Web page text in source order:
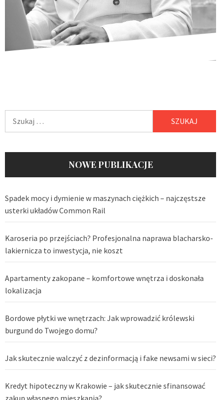
NOWE PUBLIKACJE
Spadek mocy i dymienie w maszynach ciężkich – najczęstsze
usterki układów Common Rail
Karoseria po przejściach? Profesjonalna naprawa blacharsko-
lakiernicza to inwestycja, nie koszt
Apartamenty zakopane – komfortowe wnętrza i doskonała
lokalizacja
Bordowe płytki we wnętrzach: Jak wprowadzić królewski
burgund do Twojego domu?
Jak skutecznie walczyć z dezinformacją i fake newsami w sieci?
Kredyt hipoteczny w Krakowie – jak skutecznie sfinansować
zakup własnego mieszkania?